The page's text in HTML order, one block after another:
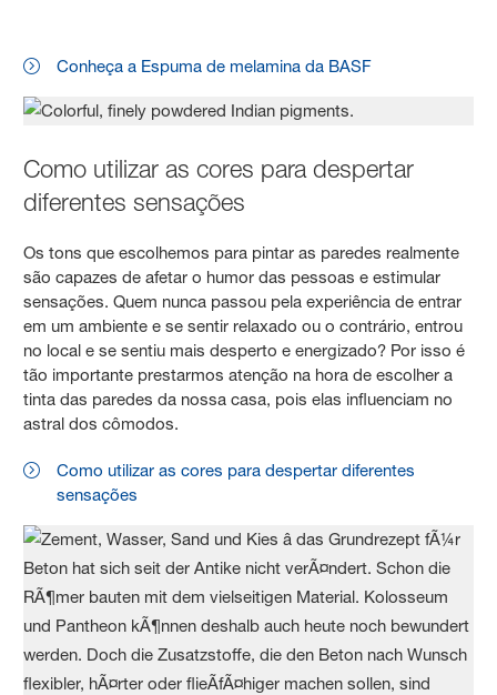
Conheça a Espuma de melamina da BASF
Como utilizar as cores para despertar
diferentes sensações
Os tons que escolhemos para pintar as paredes realmente
são capazes de afetar o humor das pessoas e estimular
sensações. Quem nunca passou pela experiência de entrar
em um ambiente e se sentir relaxado ou o contrário, entrou
no local e se sentiu mais desperto e energizado? Por isso é
tão importante prestarmos atenção na hora de escolher a
tinta das paredes da nossa casa, pois elas influenciam no
astral dos cômodos.
Como utilizar as cores para despertar diferentes
sensações